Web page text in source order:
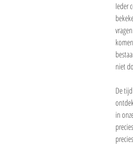
Ieder
niet
De
in